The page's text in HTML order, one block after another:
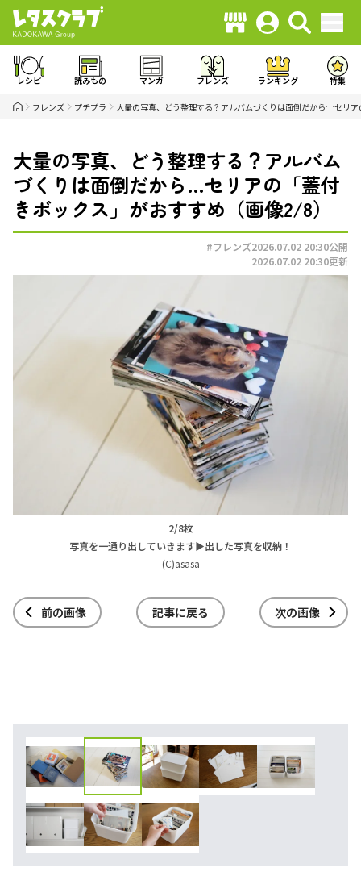
レシピ 読みもの マンガ フレンズ ランキング 特集
フレンズ プチプラ 大量の写真、どう整理する？アルバムづくりは面倒だから…セリ
大量の写真、どう整理する？アルバム
づくりは面倒だから…セリアの「蓋付
きボックス」がおすすめ（画像2/8）
#フレンズ2026.07.02 20:30公開
2026.07.02 20:30更新
2/8枚
写真を一通り出していきます▶出した写真を収納！
(C)asasa
前の画像 記事に戻る 次の画像